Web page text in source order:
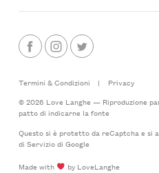
Termini & Condizioni |
Privacy
© 2026 Love Langhe — Riproduzione
patto di indicarne la fonte
Questo si è protetto da reCaptcha e si
di Serviziodi Google
Made with
by LoveLanghe